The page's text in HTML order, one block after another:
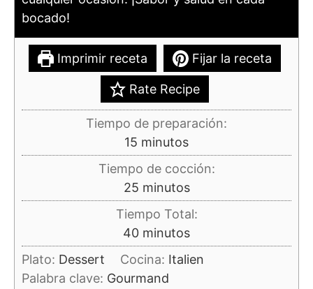
bocado!
Imprimir receta Fijar la receta
Rate Recipe
Tiempo de preparación:
15 minutos
minutos
Tiempo de cocción:
25minutos
minutos
Tiempo Total:
40minutos
minutos
Plato: Dessert Cocina: Italien
Palabra clave: Gourmand